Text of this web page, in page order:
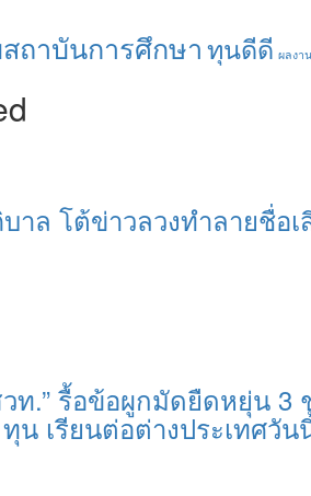
ถาบันการศึกษาทุนดีดี ผลงา
าล โต้ข่าวลวงทำลายชื่อ
.” รื้อข้อผูกมัดยืดหยุ่น 3
น เรียนต่อต่างประเทศวัน